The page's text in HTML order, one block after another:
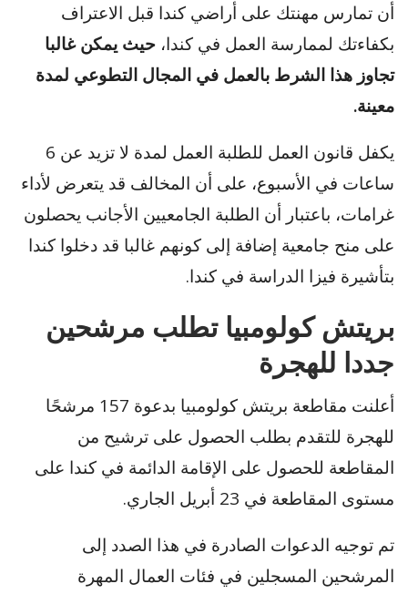
أن تمارس مهنتك على أراضي كندا قبل الاعتراف
بكفاءتك لممارسة العمل في كندا، حيث يمكن غالبا
تجاوز هذا الشرط بالعمل في المجال التطوعي لمدة
معينة.
يكفل قانون العمل للطلبة العمل لمدة لا تزيد عن 6
ساعات في الأسبوع، على أن المخالف قد يتعرض لأداء
غرامات، باعتبار أن الطلبة الجامعيين الأجانب يحصلون
على منح جامعية إضافة إلى كونهم غالبا قد دخلوا كندا
بتأشيرة فيزا الدراسة في كندا.
بريتش كولومبيا تطلب مرشحين
جددا للهجرة
أعلنت مقاطعة بريتش كولومبيا بدعوة 157 مرشحًا
للهجرة للتقدم بطلب الحصول على ترشيح من
المقاطعة للحصول على الإقامة الدائمة في كندا على
مستوى المقاطعة في 23 أبريل الجاري.
تم توجيه الدعوات الصادرة في هذا الصدد إلى
المرشحين المسجلين في فئات العمال المهرة